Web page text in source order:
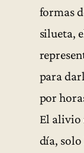
formas
silueta,
para
por
El alivio
día,